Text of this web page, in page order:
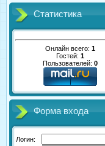
Статистика
Онлайн всего: 1
Гостей: 1
Пользователей: 0
Форма входа
Логин: